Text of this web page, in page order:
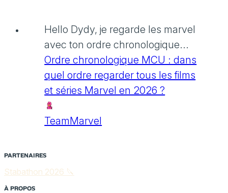
Hello Dydy, je regarde les marvel
avec ton ordre chronologique...
Ordre chronologique MCU : dans
quel ordre regarder tous les films
et séries Marvel en 2026 ?
TeamMarvel
PARTENAIRES
Stabathon 2026 🔪
À PROPOS